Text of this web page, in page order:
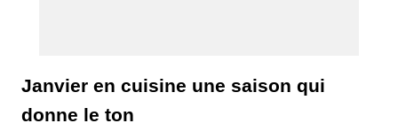
Janvier en cuisine une saison qui
donne le ton